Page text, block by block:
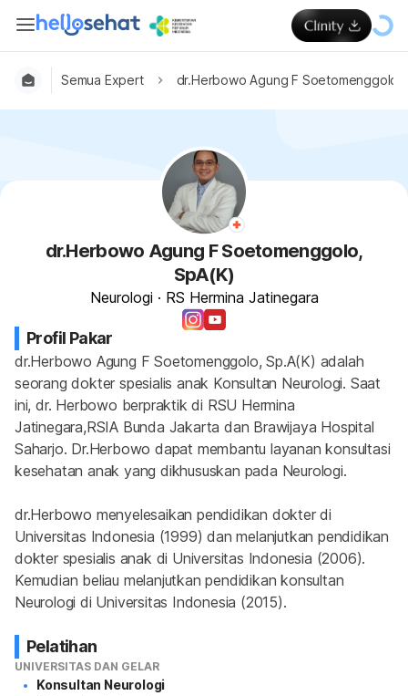
Semua Expert dr.Herbowo Agung F Soetomenggolo,
dr.Herbowo Agung F Soetomenggolo,
SpA(K)
Neurologi · RS Hermina Jatinegara
Profil Pakar
dr.Herbowo Agung F Soetomenggolo, Sp.A(K) adalah
seorang dokter spesialis anak Konsultan Neurologi. Saat
ini, dr. Herbowo berpraktik di RSU Hermina
Jatinegara,RSIA Bunda Jakarta dan Brawijaya Hospital
Saharjo. Dr.Herbowo dapat membantu layanan konsultasi
kesehatan anak yang dikhususkan pada Neurologi.
dr.Herbowo menyelesaikan pendidikan dokter di
Universitas Indonesia (1999) dan melanjutkan pendidikan
dokter spesialis anak di Universitas Indonesia (2006).
Kemudian beliau melanjutkan pendidikan konsultan
Neurologi di Universitas Indonesia (2015).
Pelatihan
UNIVERSITAS DAN GELAR
Konsultan Neurologi